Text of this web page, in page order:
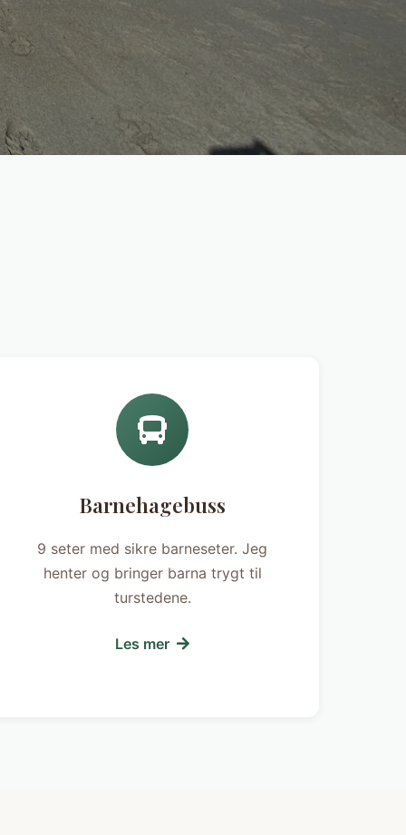
Barnehagebuss
9 seter med sikre barneseter. Jeg
henter og bringer barna trygt til
turstedene.
Les mer